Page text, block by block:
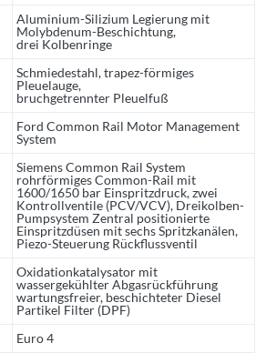
Aluminium-Silizium Legierung mit
Molybdenum-Beschichtung,
drei Kolbenringe
Schmiedestahl, trapez-förmiges
Pleuelauge,
bruchgetrennter Pleuelfuß
Ford Common Rail Motor Management
System
Siemens Common Rail System
rohrförmiges Common-Rail mit
1600/1650 bar Einspritzdruck, zwei
Kontrollventile (PCV/VCV), Dreikolben-
Pumpsystem Zentral positionierte
Einspritzdüsen mit sechs Spritzkanälen,
Piezo-Steuerung Rückflussventil
Oxidationkatalysator mit
wassergekühlter Abgasrückführung
wartungsfreier, beschichteter Diesel
Partikel Filter (DPF)
Euro 4